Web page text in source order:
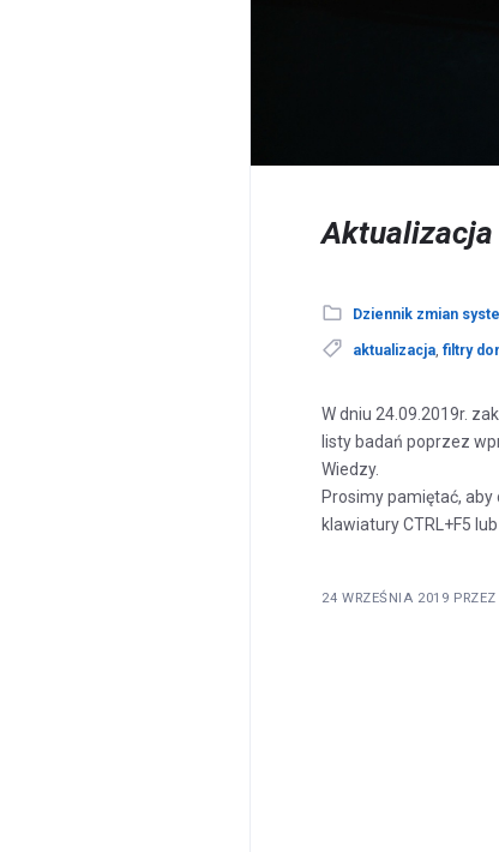
Dziennik zmian
aktualizacja ,filtry
W dniu 24.09.2019r.
listy badań poprzez
Wiedzy.
Prosimy pamiętać,
klawiatury CTRL+F5 lub
24 WRZEŚNIA 2019